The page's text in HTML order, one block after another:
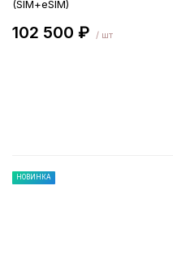
(SIM+eSIM)
102 500 ₽ / шт
НОВИНКА